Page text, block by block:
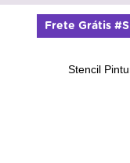
Stencil
Frete Grátis